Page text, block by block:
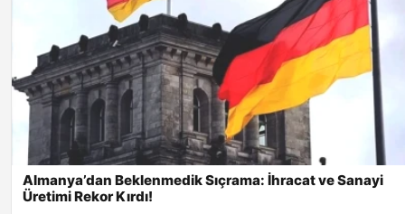
Almanya’dan Beklenmedik Sıçrama: İhracat ve Sanayi
Üretimi Rekor Kırdı!